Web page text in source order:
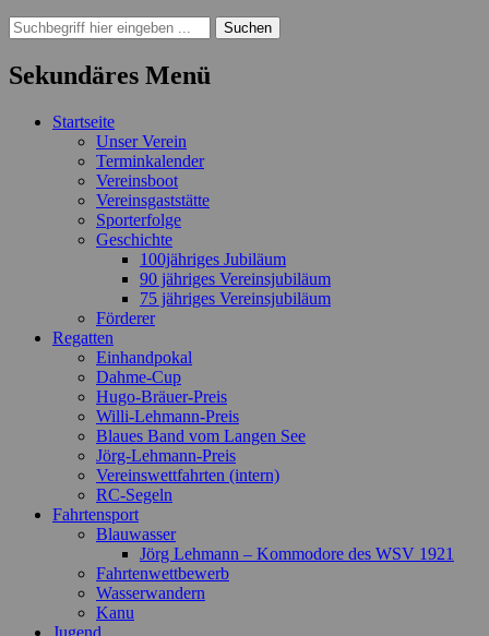
Suchen
Suchen
nach:
Sekundäres Menü
Zum
Startseite
Unser Verein
Terminkalender
Vereinsboot
Vereinsgaststätte
Sporterfolge
Geschichte
100jähriges Jubiläum
90 jähriges Vereinsjubiläum
75 jähriges Vereinsjubiläum
Förderer
Regatten
Einhandpokal
Dahme-Cup
Hugo-Bräuer-Preis
Willi-Lehmann-Preis
Blaues Band vom Langen See
Jörg-Lehmann-Preis
Vereinswettfahrten (intern)
RC-Segeln
Fahrtensport
Blauwasser
Jörg Lehmann – Kommodore des WSV 1921
Fahrtenwettbewerb
Wasserwandern
Kanu
Jugend